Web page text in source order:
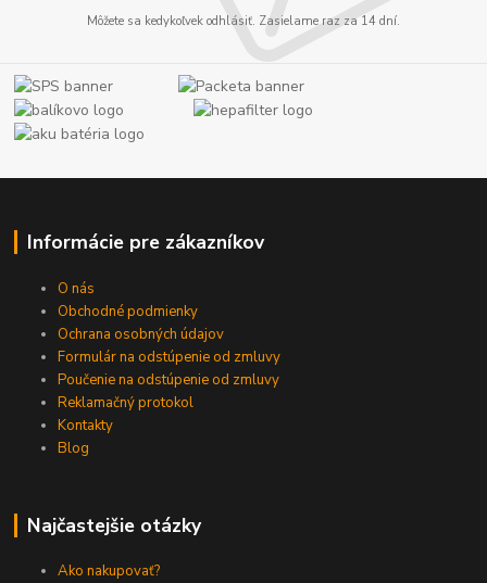
Môžete sa kedykoľvek odhlásiť. Zasielame raz za 14 dní.
Informácie pre zákazníkov
O nás
Obchodné podmienky
Ochrana osobných údajov
Formulár na odstúpenie od zmluvy
Poučenie na odstúpenie od zmluvy
Reklamačný protokol
Kontakty
Blog
Najčastejšie otázky
Ako nakupovať?